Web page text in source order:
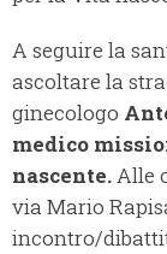
A seguire la
ascoltare la
ginecologo
medico
nascente.Alle
via Mario
incontro/